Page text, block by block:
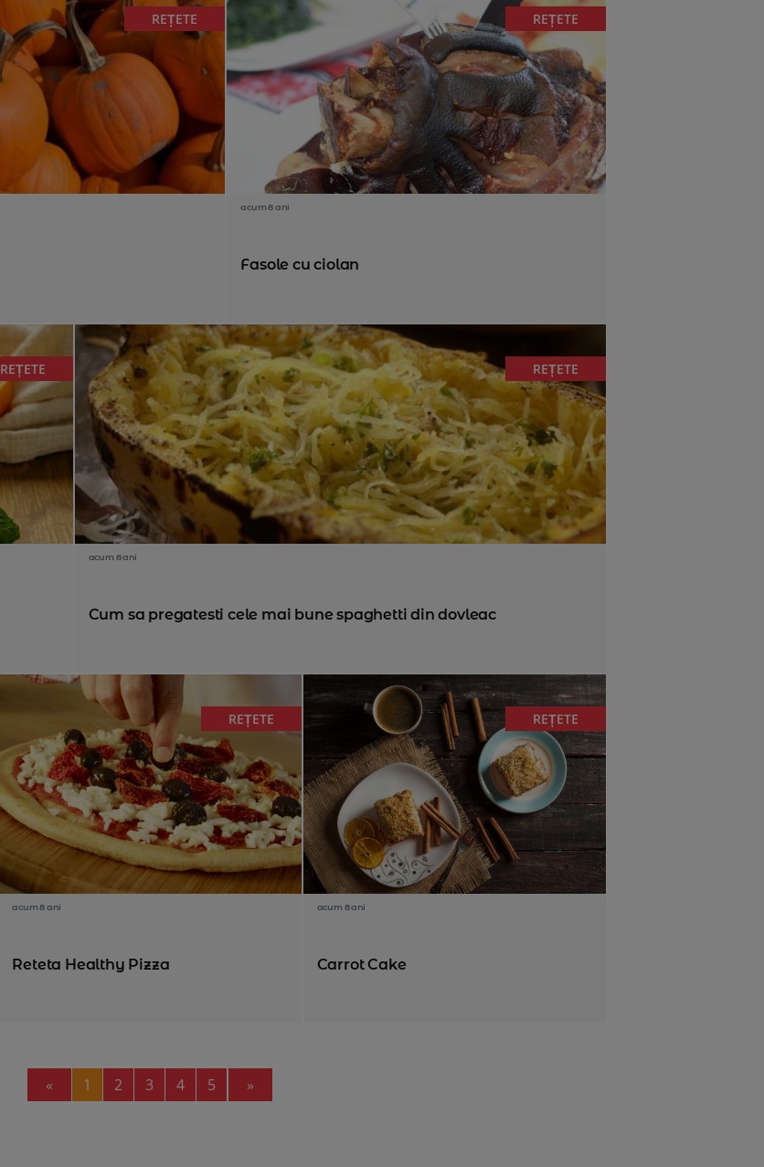
REȚETE REȚETE
acum 8 ani
Fasole cu ciolan
REȚETE REȚETE
acum 8 ani
Cum sa pregatesti cele mai bune spaghetti din dovleac
REȚETE
acum 8 ani
Reteta Healthy Pizza
REȚETE
acum 8 ani
Carrot Cake
« Previous
1 2 3 4 5 »